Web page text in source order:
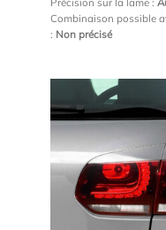
Combinaison possible
: Non précisé